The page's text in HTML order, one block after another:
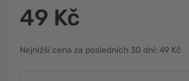
49 Kč
Nejnižší cena za posledních 30 dní: 49 Kč